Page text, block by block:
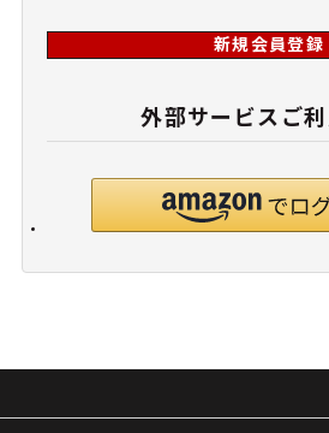
新規会員登録
外部サービスご